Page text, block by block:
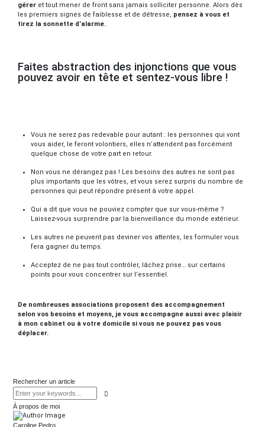
gérer et tout mener de front sans jamais solliciter personne. Alors dès
les premiers signes de faiblesse et de détresse, pensez à vous et
tirez la sonnette d’alarme.
Faites abstraction des injonctions que vous
pouvez avoir en tête et sentez-vous libre !
Vous ne serez pas redevable pour autant : les personnes qui vont
vous aider, le feront volontiers, elles n’attendent pas forcément
quelque chose de votre part en retour.
Non vous ne dérangez pas ! Les besoins des autres ne sont pas
plus importants que les vôtres, et vous serez surpris du nombre de
personnes qui peut répondre présent à votre appel.
Qui a dit que vous ne pouviez compter que sur vous-même ?
Laissez-vous surprendre par la bienveillance du monde extérieur.
Les autres ne peuvent pas deviner vos attentes, les formuler vous
fera gagner du temps.
Acceptez de ne pas tout contrôler, lâchez prise… sur certains
points pour vous concentrer sur l’essentiel.
De nombreuses associations proposent des accompagnement
selon vos besoins et moyens, je vous accompagne aussi avec plaisir
à mon cabinet ou à votre domicile si vous ne pouvez pas vous
déplacer.
Rechercher un article
À propos de moi
Caroline Pedro